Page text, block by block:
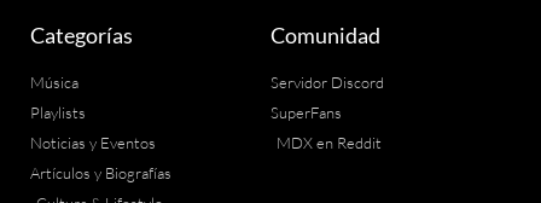
Categorías
Música
Playlists
Noticias y Eventos
Artículos y Biografías
Comunidad
Servidor Discord
SuperFans
MDX en Reddit